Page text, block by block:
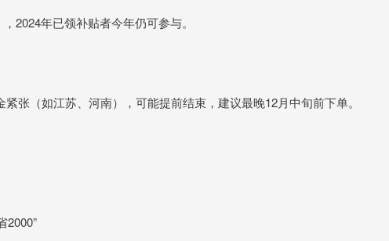
2024年已领补贴者今年仍可参与。
张（如江苏、河南），可能提前结束，建议最晚12月中旬前下单。
2000”